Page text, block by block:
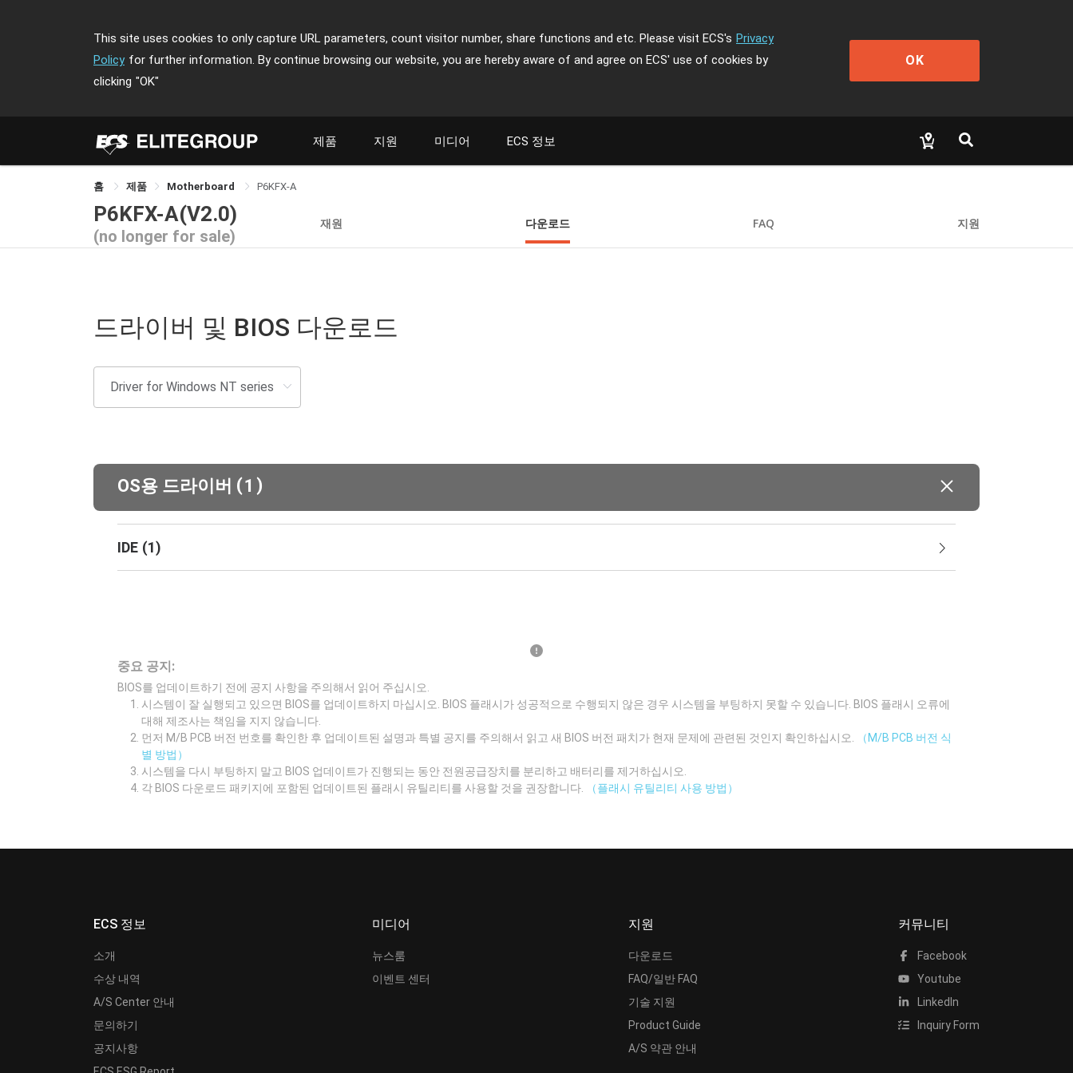
This site uses cookies to only capture URL parameters, count visitor number, share functions and etc. Please visit ECS's Privacy
Policy for further information. By continue browsing our website, you are hereby aware of and agree on ECS' use of cookies by
clicking "OK"
OK
제품 지원 미디어 ECS 정보
홈 제품 Motherboard P6KFX-A
P6KFX-A(V2.0)
(no longer for sale)
재원 다운로드 FAQ 지원
드라이버 및 BIOS 다운로드
OS용 드라이버 (1 )
IDE (1)
중요 공지:
BIOS를 업데이트하기 전에 공지 사항을 주의해서 읽어 주십시오.
시스템이 잘 실행되고 있으면 BIOS를 업데이트하지 마십시오. BIOS 플래시가 성공적으로 수행되지 않은 경우 시스템을 부팅하지 못할 수 있습니다. BIOS 플래시 오류에
대해 제조사는 책임을 지지 않습니다.
먼저 M/B PCB 버전 번호를 확인한 후 업데이트된 설명과 특별 공지를 주의해서 읽고 새 BIOS 버전 패치가 현재 문제에 관련된 것인지 확인하십시오.
（M/B PCB 버전 식
별 방법）
시스템을 다시 부팅하지 말고 BIOS 업데이트가 진행되는 동안 전원공급장치를 분리하고 배터리를 제거하십시오.
각 BIOS 다운로드 패키지에 포함된 업데이트된 플래시 유틸리티를 사용할 것을 권장합니다.
（플래시 유틸리티 사용 방법）
ECS 정보
소개
수상 내역
A/S Center 안내
문의하기
공지사항
미디어
뉴스룸
이벤트 센터
지원
다운로드
FAQ/일반 FAQ
기술 지원
Product Guide
A/S 약관 안내
커뮤니티
Facebook
Youtube
LinkedIn
Inquiry Form